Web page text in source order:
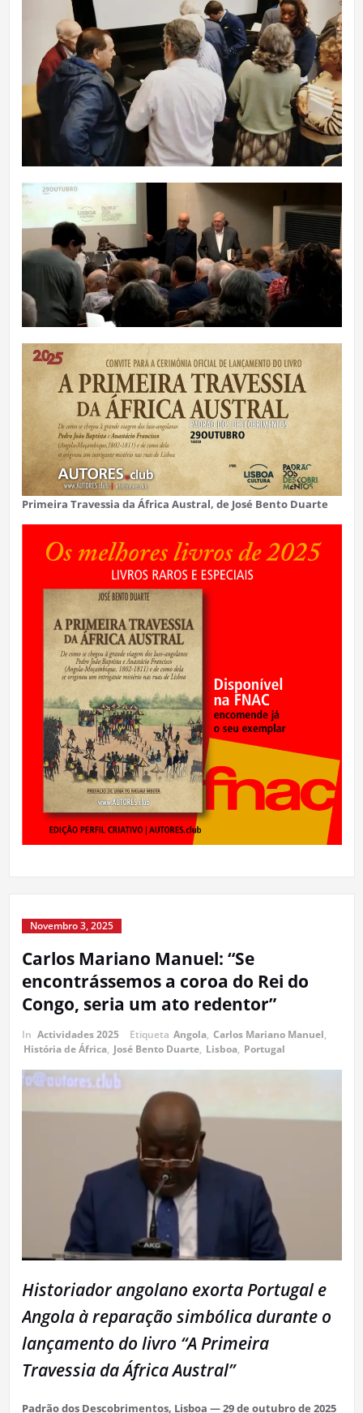
Primeira Travessia da África Austral, de José Bento Duarte
Novembro 3, 2025
Carlos Mariano Manuel: “Se
encontrássemos a coroa do Rei do
Congo, seria um ato redentor”
In Actividades 2025 Etiqueta Angola, Carlos Mariano Manuel,
História de África, José Bento Duarte, Lisboa, Portugal
Historiador angolano exorta Portugal e
Angola à reparação simbólica durante o
lançamento do livro “A Primeira
Travessia da África Austral”
Padrão dos Descobrimentos, Lisboa — 29 de outubro de 2025